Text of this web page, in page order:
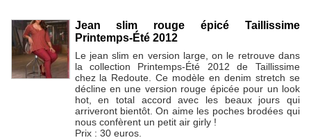
Jean slim rouge épicé Taillissime
Printemps-Été 2012
Le jean slim en version large, on le retrouve dans
la collection Printemps-Été 2012 de Taillissime
chez la Redoute. Ce modèle en denim stretch se
décline en une version rouge épicée pour un look
hot, en total accord avec les beaux jours qui
arriveront bientôt. On aime les poches brodées qui
nous confèrent un petit air girly !
Prix : 30 euros.